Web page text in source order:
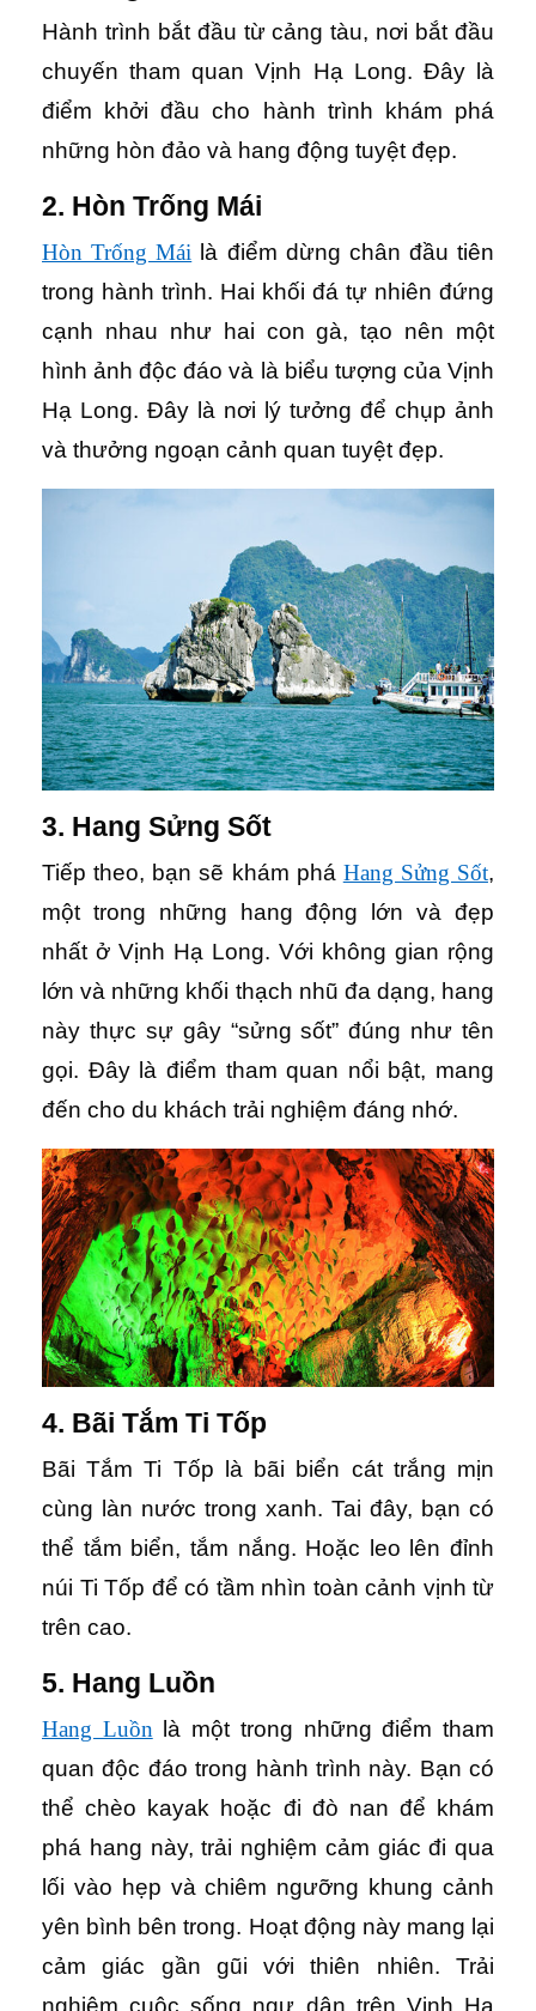
Hành trình bắt đầu từ cảng tàu, nơi bắt đầu
chuyến tham quan Vịnh Hạ Long. Đây là
điểm khởi đầu cho hành trình khám phá
những hòn đảo và hang động tuyệt đẹp.
2. Hòn Trống Mái
Hòn Trống Mái là điểm dừng chân đầu tiên
trong hành trình. Hai khối đá tự nhiên đứng
cạnh nhau như hai con gà, tạo nên một
hình ảnh độc đáo và là biểu tượng của Vịnh
Hạ Long. Đây là nơi lý tưởng để chụp ảnh
và thưởng ngoạn cảnh quan tuyệt đẹp.
3. Hang Sửng Sốt
Tiếp theo, bạn sẽ khám phá Hang Sửng Sốt,
một trong những hang động lớn và đẹp
nhất ở Vịnh Hạ Long. Với không gian rộng
lớn và những khối thạch nhũ đa dạng, hang
này thực sự gây “sửng sốt” đúng như tên
gọi. Đây là điểm tham quan nổi bật, mang
đến cho du khách trải nghiệm đáng nhớ.
4. Bãi Tắm Ti Tốp
Bãi Tắm Ti Tốp là bãi biển cát trắng mịn
cùng làn nước trong xanh. Tai đây, bạn có
thể tắm biển, tắm nắng. Hoặc leo lên đỉnh
núi Ti Tốp để có tầm nhìn toàn cảnh vịnh từ
trên cao.
5. Hang Luồn
Hang Luồn là một trong những điểm tham
quan độc đáo trong hành trình này. Bạn có
thể chèo kayak hoặc đi đò nan để khám
phá hang này, trải nghiệm cảm giác đi qua
lối vào hẹp và chiêm ngưỡng khung cảnh
yên bình bên trong. Hoạt động này mang lại
cảm giác gần gũi với thiên nhiên. Trải
nghiệm cuộc sống ngư dân trên Vịnh Hạ